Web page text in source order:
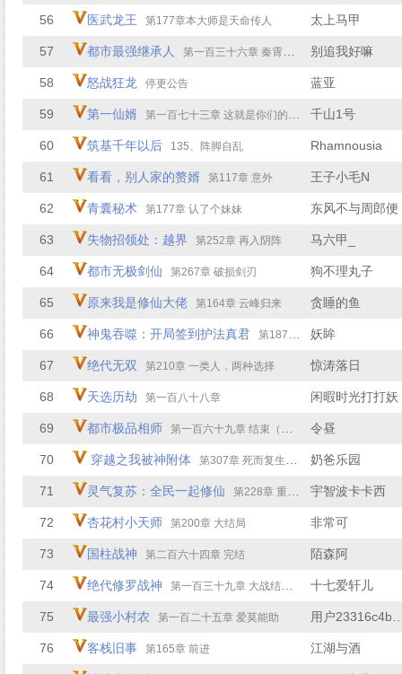
56 医武龙王 第177章本大师是天命传人 太上马甲
57 都市最强继承人 第一百三十六章 秦霄，神尊！ 别追我好嘛
58 怒战狂龙 停更公告 蓝亚
59 第一仙婿 第一百七十三章 这就是你们的实力？ 千山1号
60 筑基千年以后 135、阵脚自乱 Rhamnousia
61 看看，别人家的赘婿 第117章 意外 王子小毛N
62 青囊秘术 第177章 认了个妹妹 东风不与周郎便
63 失物招领处：越界 第252章 再入阴阵 马六甲_
64 都市无极剑仙 第267章 破损剑刃 狗不理丸子
65 原来我是修仙大佬 第164章 云峰归来 贪睡的鱼
66 神鬼吞噬：开局签到护法真君 第187章 后续七（结局） 妖眸
67 绝代无双 第210章 一类人，两种选择 惊涛落日
68 天选历劫 第一百八十八章 闲暇时光打打妖
69 都市极品相师 第一百六十九章 结束（大结局） 令昼
70 穿越之我被神附体 第307章 死而复生（51） 奶爸乐园
71 灵气复苏：全民一起修仙 第228章 重返天衍 宇智波卡卡西
72 杏花村小天师 第200章 大结局 非常可
73 国柱战神 第二百六十四章 完结 陌森阿
74 绝代修罗战神 第一百三十九章 大战结束，环游世界（大结局） 十七爱轩儿
75 最强小村农 第一百二十五章 爱莫能助
76 客栈旧事 第165章 前进 江湖与酒